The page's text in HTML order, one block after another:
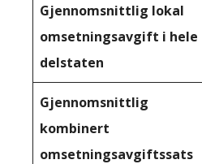
Gjennomsnittlig lokal
omsetningsavgift i hele
delstaten
Gjennomsnittlig
kombinert
omsetningsavgiftssats